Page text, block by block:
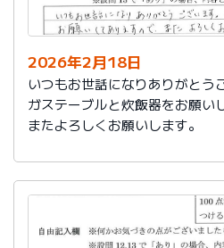
2026年2月18日
いつもお世話になりありがとう
ガステーブルと炊飯器をお願い
またよろしくお願いします。